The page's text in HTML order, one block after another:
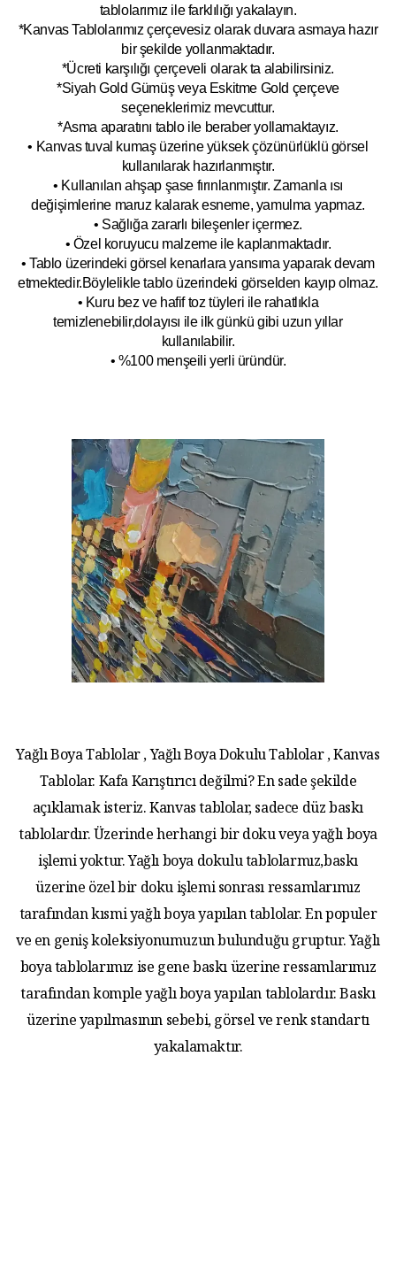
tablolarımız ile farklılığı yakalayın.
*Kanvas Tablolarımız çerçevesiz olarak duvara asmaya hazır
bir şekilde yollanmaktadır.
*Ücreti karşılığı çerçeveli olarak ta alabilirsiniz.
*Siyah Gold Gümüş veya Eskitme Gold çerçeve
seçeneklerimiz mevcuttur.
*Asma aparatını tablo ile beraber yollamaktayız.
• Kanvas tuval kumaş üzerine yüksek çözünürlüklü görsel
kullanılarak hazırlanmıştır.
• Kullanılan ahşap şase fırınlanmıştır. Zamanla ısı
değişimlerine maruz kalarak esneme, yamulma yapmaz.
• Sağlığa zararlı bileşenler içermez.
• Özel koruyucu malzeme ile kaplanmaktadır.
• Tablo üzerindeki görsel kenarlara yansıma yaparak devam
etmektedir.Böylelikle tablo üzerindeki görselden kayıp olmaz.
• Kuru bez ve hafif toz tüyleri ile rahatlıkla
temizlenebilir,dolayısı ile ilkgünkü gibi uzun yıllar
kullanılabilir.
• %100 menşeili yerli üründür.
Yağlı Boya Tablolar , Yağlı Boya Dokulu Tablolar , Kanvas
Tablolar. Kafa Karıştırıcı değilmi? En sade şekilde
açıklamak isteriz. Kanvas tablolar, sadece düz baskı
tablolardır. Üzerinde herhangi bir doku veya yağlı boya
işlemi yoktur. Yağlı boya dokulu tablolarmız,baskı
üzerine özel bir doku işlemi sonrası ressamlarımız
tarafından kısmi yağlı boya yapılan tablolar. En populer
ve en geniş koleksiyonumuzun bulunduğu gruptur. Yağlı
boya tablolarımız ise gene baskı üzerine ressamlarımız
tarafından komple yağlı boya yapılan tablolardır. Baskı
üzerine yapılmasının sebebi, görsel ve renk standartı
yakalamaktır.